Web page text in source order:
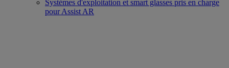
Systèmes d'exploitation et smart glasses pris en charge
pour Assist AR